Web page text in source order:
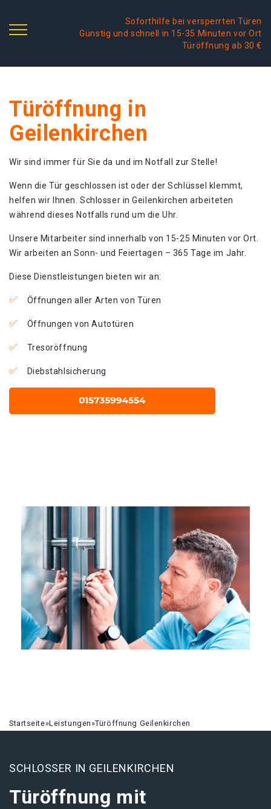
Soforthilfe bei versperrten Türen
Günstig und schnell in 15-35 Minuten vor Ort
Türöffnung ab 30 €
Türöffnung in
Geilenkirchen
Wir sind immer für Sie da und im Notfall zur Stelle!
Wenn die Tür geschlossen ist oder der Schlüssel klemmt,
helfen wir Ihnen. Schlosser in Geilenkirchen arbeiteten
während dieses Notfalls rund um die Uhr.
Unsere Mitarbeiter sind innerhalb von 15-25 Minuten vor Ort.
Wir arbeiten an Sonn- und Feiertagen – 365 Tage im Jahr.
Diese Dienstleistungen bieten wir an:
Öffnungen aller Arten von Türen
Öffnungen von Autotüren
Tresoröffnung
Diebstahlsicherung
Startseite»Leistungen»Türöffnung Geilenkirchen
SCHLOSSER IN GEILENKIRCHEN
Türöffnung mit